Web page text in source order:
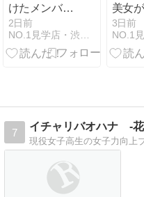
けたメンバ
ー！超ミニス
カ私物パンツ
デー！
2日前
美女
そろう
バッ
3日前
7
イチャリバオハナ -
現役女子高生の女子力向上